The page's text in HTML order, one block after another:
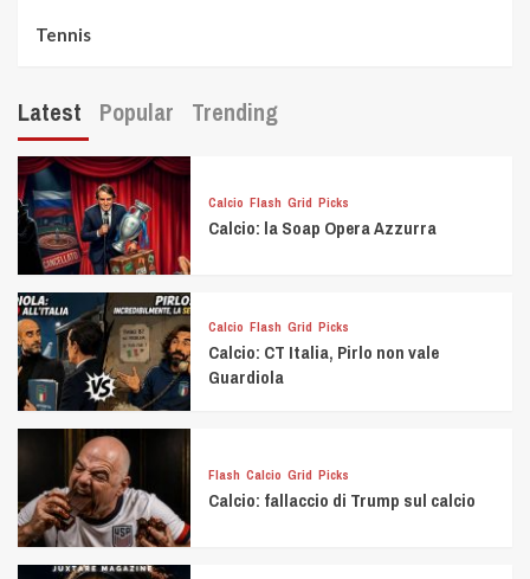
Tennis
Latest Popular Trending
Calcio Flash Grid Picks
Calcio: la Soap Opera Azzurra
Calcio Flash Grid Picks
Calcio: CT Italia, Pirlo non vale
Guardiola
Flash Calcio Grid Picks
Calcio: fallaccio di Trump sul calcio